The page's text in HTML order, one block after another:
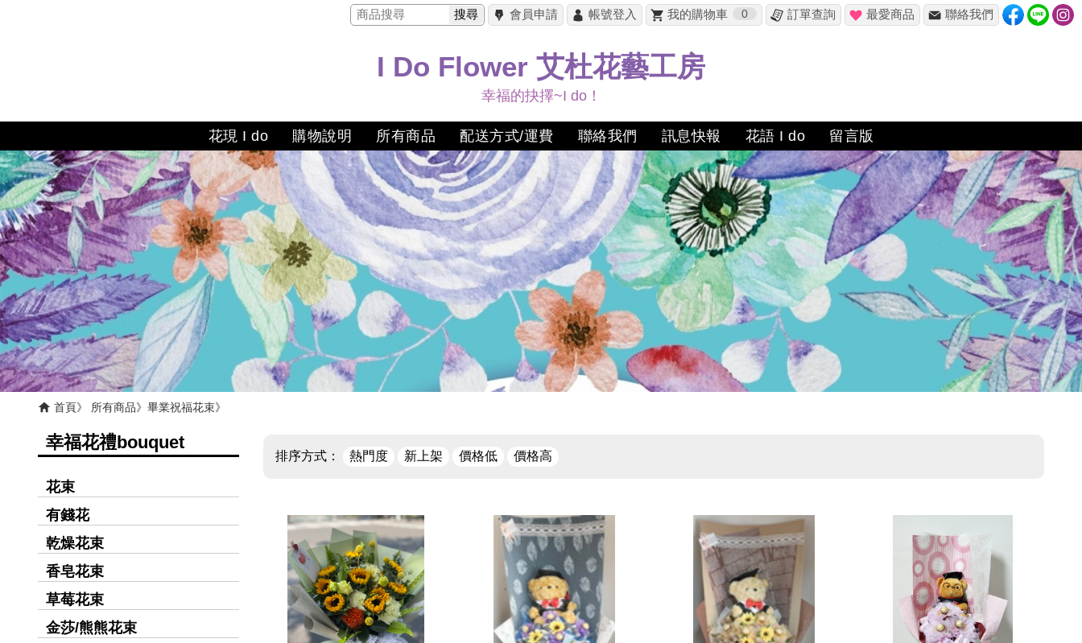
搜尋 會員申請 帳號登入 我的購物車 0 訂單查詢 最愛商品 聯絡我們
I Do Flower 艾杜花藝工房
幸福的抉擇~I do！
花現 I do 購物說明 所有商品 配送方式/運費 聯絡我們 訊息快報 花語 I do 留言版
首頁 所有商品 畢業祝福花束
排序方式： 熱門度 新上架 價格低 價格高
幸福花禮bouquet
花束
有錢花
乾燥花束
香皂花束
草莓花束
金莎/熊熊花束